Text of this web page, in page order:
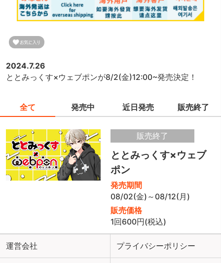
2024.7.26
ととみっくす×ウェブポンが8/2(金)12:00~発売決定！
全て 発売中 近日発売 販売終了
販売終了
ととみっくす×ウェブ
ポン
発売期間
08/02(金)～08/12(月)
販売価格
1回600円(税込)
運営会社 プライバシーポリシー